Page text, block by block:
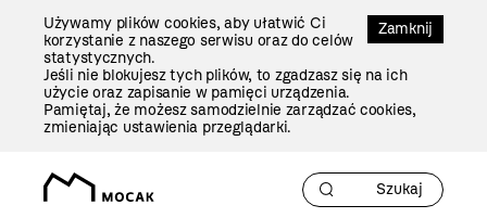
Zamknij
Używamy plików cookies, aby ułatwić Ci
korzystanie z naszego serwisu oraz do celów
statystycznych.
Jeśli nie blokujesz tych plików, to zgadzasz się na ich
użycie oraz zapisanie w pamięci urządzenia.
Pamiętaj, że możesz samodzielnie zarządzać cookies,
zmieniając ustawienia przeglądarki.